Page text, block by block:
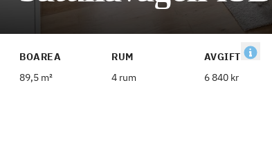
BOAREA
89,5 m²
RUM
4 rum
AVGIFT
6 840 kr